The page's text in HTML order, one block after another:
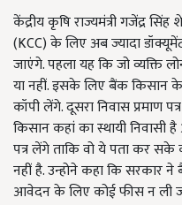
केंद्रीय कृषि राज्यमंत्री गजेंद्र
(KCC) के लिए अब ज्यादा
जाएंगे. पहला यह कि जो व्यक्ति
या नहीं. इसके लिए बैंक
कॉपी लेंगे. दूसरा निवास प्रमाण
किसान कहां का स्थायी
पत्र लेंगे ताकि वो ये पता कर
नहीं है. उन्होने कहा कि सरकार
आवेदन के लिए कोई फीस न ली